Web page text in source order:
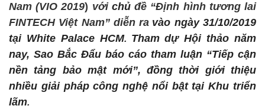
Nam (VIO 2019) với chủđề “Định hình tươnglai
FINTECH Việt Nam” diễn ra vào ngày 31/10/2019
tại White Palace HCM. Tham dự Hội thảo năm
nay, Sao Bắc Đẩu báo cáo tham luận “Tiếp cận
nền tảng bảo mật mới”, đồng thời giới thiệu
nhiều giải pháp công nghệ nổi bật tại Khu triển
lãm.